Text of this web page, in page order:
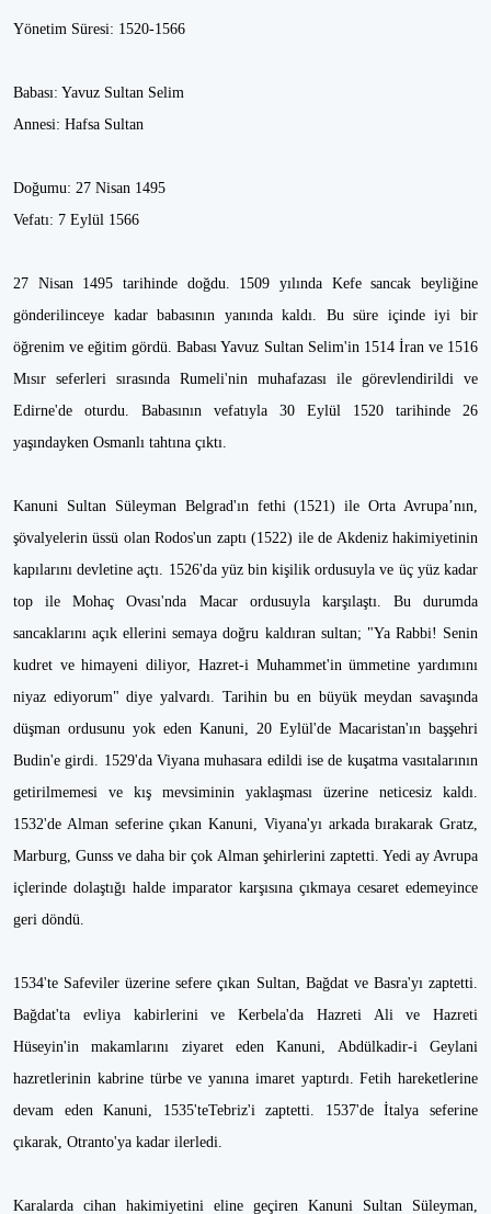
Yönetim Süresi: 1520-1566
Babası: Yavuz Sultan Selim
Annesi: Hafsa Sultan
Doğumu: 27 Nisan 1495
Vefatı: 7 Eylül 1566
27 Nisan 1495 tarihinde doğdu. 1509 yılında Kefe sancak beyliğine
gönderilinceye kadar babasının yanında kaldı. Bu süre içinde iyi bir
öğrenim ve eğitim gördü. Babası Yavuz Sultan Selim'in 1514 İran ve 1516
Mısır seferleri sırasında Rumeli'nin muhafazası ile görevlendirildi ve
Edirne'de oturdu. Babasının vefatıyla 30 Eylül 1520 tarihinde 26
yaşındayken Osmanlı tahtına çıktı.
Kanuni Sultan Süleyman Belgrad'ın fethi (1521) ile Orta Avrupa’nın,
şövalyelerin üssü olan Rodos'un zaptı (1522) ile de Akdeniz hakimiyetinin
kapılarını devletine açtı. 1526'da yüz bin kişilik ordusuyla ve üç yüz kadar
top ile Mohaç Ovası'nda Macar ordusuyla karşılaştı. Bu durumda
sancaklarını açık ellerini semaya doğru kaldıran sultan; "Ya Rabbi! Senin
kudret ve himayeni diliyor, Hazret-i Muhammet'in ümmetine yardımını
niyaz ediyorum" diye yalvardı. Tarihin bu en büyük meydan savaşında
düşman ordusunu yok eden Kanuni, 20 Eylül'de Macaristan'ın başşehri
Budin'e girdi. 1529'da Viyana muhasara edildi ise de kuşatma vasıtalarının
getirilmemesi ve kış mevsiminin yaklaşması üzerine neticesiz kaldı.
1532'de Alman seferine çıkan Kanuni, Viyana'yı arkada bırakarak Gratz,
Marburg, Gunss ve daha bir çok Alman şehirlerini zaptetti. Yedi ay Avrupa
içlerinde dolaştığı halde imparator karşısına çıkmaya cesaret edemeyince
geri döndü.
1534'te Safeviler üzerine sefere çıkan Sultan, Bağdat ve Basra'yı zaptetti.
Bağdat'ta evliya kabirlerini ve Kerbela'da Hazreti Ali ve Hazreti
Hüseyin'in makamlarını ziyaret eden Kanuni, Abdülkadir-i Geylani
hazretlerinin kabrine türbe ve yanına imaret yaptırdı. Fetih hareketlerine
devam eden Kanuni, 1535'teTebriz'i zaptetti. 1537'de İtalya seferine
çıkarak, Otranto'ya kadar ilerledi.
Karalarda cihan hakimiyetini eline geçiren Kanuni Sultan Süleyman,